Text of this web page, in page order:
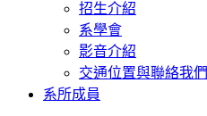
招生介紹
系學會
影音介紹
交通位置與聯絡我們
系所成員